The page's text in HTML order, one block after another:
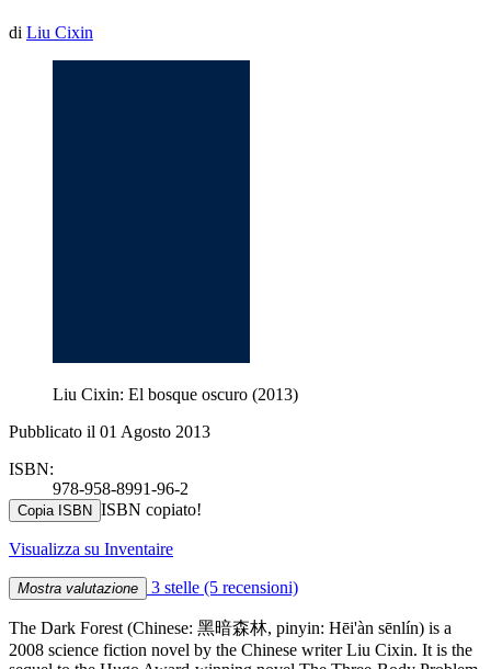
di Liu Cixin
Liu Cixin: El bosque oscuro (2013)
Pubblicato il 01 Agosto 2013
ISBN:
978-958-8991-96-2
Copia ISBN ISBN copiato!
Visualizza su Inventaire
Mostra valutazione 3 stelle (5 recensioni)
The Dark Forest (Chinese: 黑暗森林, pinyin: Hēi'àn sēnlín) is a
2008 science fiction novel by the Chinese writer Liu Cixin. It is the